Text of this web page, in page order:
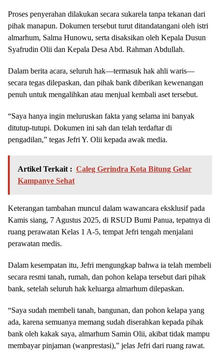
Proses penyerahan dilakukan secara sukarela tanpa tekanan dari
pihak manapun. Dokumen tersebut turut ditandatangani oleh istri
almarhum, Salma Hunowu, serta disaksikan oleh Kepala Dusun
Syafrudin Olii dan Kepala Desa Abd. Rahman Abdullah.
Dalam berita acara, seluruh hak—termasuk hak ahli waris—
secara tegas dilepaskan, dan pihak bank diberikan kewenangan
penuh untuk mengalihkan atau menjual kembali aset tersebut.
“Saya hanya ingin meluruskan fakta yang selama ini banyak
ditutup-tutupi. Dokumen ini sah dan telah terdaftar di
pengadilan,” tegas Jefri Y. Olii kepada awak media.
Artikel Terkait : Caleg Gerindra Kota Bitung Gelar
Kampanye Sehat
Keterangan tambahan muncul dalam wawancara eksklusif pada
Kamis siang, 7 Agustus 2025, di RSUD Bumi Panua, tepatnya di
ruang perawatan Kelas 1 A-5, tempat Jefri tengah menjalani
perawatan medis.
Dalam kesempatan itu, Jefri mengungkap bahwa ia telah membeli
secara resmi tanah, rumah, dan pohon kelapa tersebut dari pihak
bank, setelah seluruh hak keluarga almarhum dilepaskan.
“Saya sudah membeli tanah, bangunan, dan pohon kelapa yang
ada, karena semuanya memang sudah diserahkan kepada pihak
bank oleh kakak saya, almarhum Samin Olii, akibat tidak mampu
membayar pinjaman (wanprestasi),” jelas Jefri dari ruang rawat.